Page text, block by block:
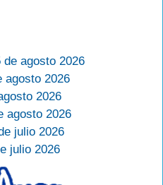
agosto 2026
agosto 2026
2026
agosto 2026
julio 2026
julio 2026